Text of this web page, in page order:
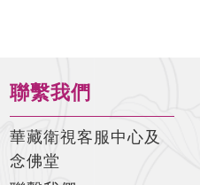
聯繫我們
華藏衛視客服中心及
念佛堂